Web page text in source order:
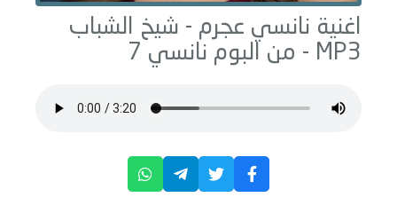
اغنية نانسي عجرم - شيخ الشباب
MP3 - من البوم
نانسي 7